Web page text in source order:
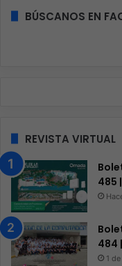
BÚSCANOS EN
REVISTA VIRTUAL
485
484
1